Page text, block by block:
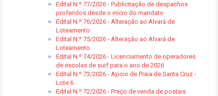
Edital N.º 77/2026 - Publicitação de despachos
proferidos desde o início do mandato
Edital N.º 76/2026 - Alteração ao Alvará de
Loteamento
Edital N.º 75/2026 - Alteração ao Alvará de
Loteamento
Edital N.º 74/2026 - Licenciamento de operadores
de escolas de surf para o ano de 2026
Edital N.º 73/2026 - Apoio de Praia de Santa Cruz -
Lote 6
Edital N.º 72/2026 - Preço de venda de postais